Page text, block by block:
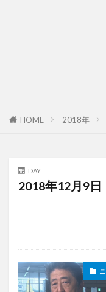
HOME 2018年
DAY
2018年12月9日